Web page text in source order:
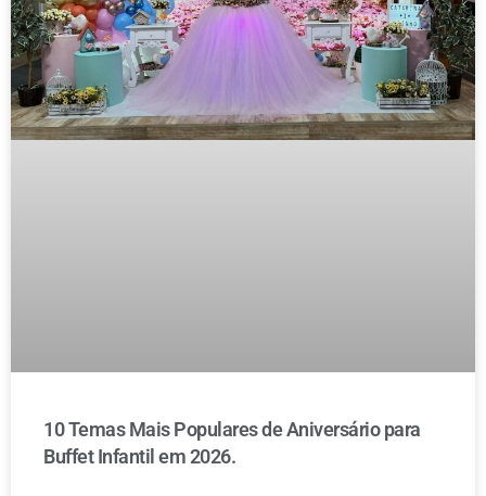
10 Temas Mais Populares de Aniversário para
Buffet Infantil em 2026.